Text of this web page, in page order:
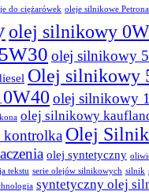
do ciężarówek oleje silnikowe
olej silnikowy
olej silnikowy
Olej silnikowy
olej silnikowy
olej silnikowy
Olej
olej syntetyczny
tekstu serie olejów silnikowych silnik
syntetyczny olej